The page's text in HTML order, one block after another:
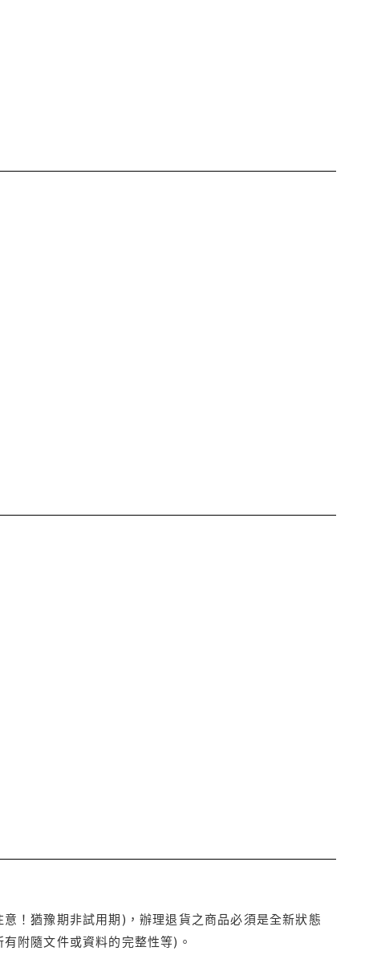
！猶豫期非試用期)，辦理退貨之商品必須是全新狀態
附隨文件或資料的完整性等)。